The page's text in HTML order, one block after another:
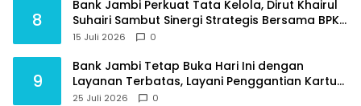
8
Bank Jambi Perkuat Tata Kelola, Dirut Khairul
Suhairi Sambut Sinergi Strategis Bersama BPKP
Jambi
15 Juli 2026 0
9
Bank Jambi Tetap Buka Hari Ini dengan
Layanan Terbatas, Layani Penggantian Kartu
ATM dan Perubahan PIN
25 Juli 2026 0